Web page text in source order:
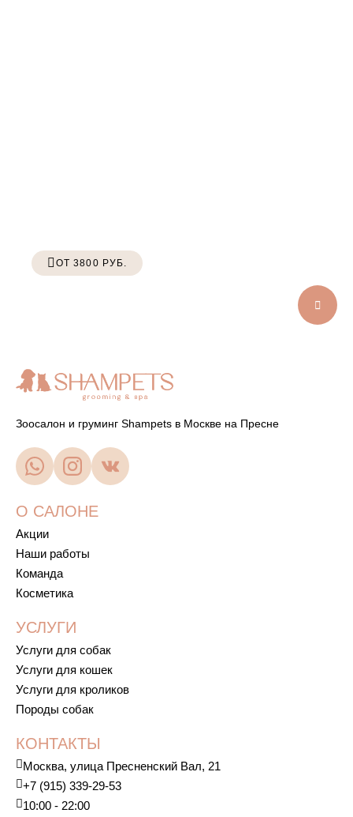
ОТ 3800 РУБ.
Зоосалон и груминг Shampets в Москве на Пресне
О САЛОНЕ
Акции
Наши работы
Команда
Косметика
УСЛУГИ
Услуги для собак
Услуги для кошек
Услуги для кроликов
Породы собак
КОНТАКТЫ
Москва, улица Пресненский Вал, 21
+7 (915) 339-29-53
10:00 - 22:00